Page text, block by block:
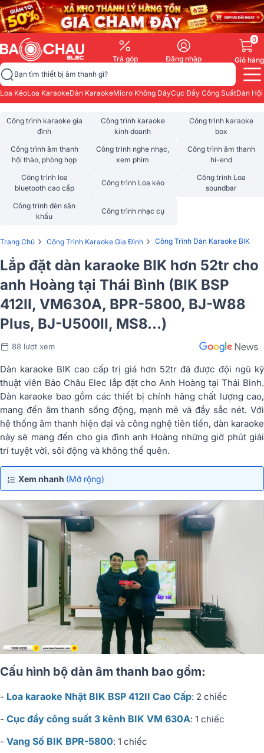
Trả góp Đăng nhập
0
Giỏ hàng
Bạn tìm thiết bị âm thanh gì?
Loa KéoLoa KaraokeDàn KaraokeMicro Không DâyCục Đẩy Công SuấtDàn
Công trình karaoke gia
đình
Công trình karaoke
kinh doanh
Công trình karaoke
box
Công trình âm thanh
hội thảo, phòng họp
Công trình nghe nhạc,
xem phim
Công trình âm thanh
hi-end
Công trình loa
bluetooth cao cấp
Công trình Loa kéo
Công trình Loa
soundbar
Công trình đèn sân
khấu
Công trình nhạc cụ
Trang Chủ › Công Trình Karaoke Gia Đình › Công Trình Dàn Karaoke BIK
Lắp đặt dàn karaoke BIK hơn 52tr cho
anh Hoàng tại Thái Bình (BIK BSP
412II, VM630A, BPR-5800, BJ-W88
Plus, BJ-U500II, MS8...)
88 lượt xem
Dàn karaoke BIK cao cấp trị giá hơn 52tr đã được đội ngũ kỹ
thuật viên Bảo Châu Elec lắp đặt cho Anh Hoàng tại Thái Bình.
Dàn karaoke bao gồm các thiết bị chính hãng chất lượng cao,
mang đến âm thanh sống động, mạnh mẽ và đầy sắc nét. Với
hệ thống âm thanh hiện đại và công nghệ tiên tiến, dàn karaoke
này sẽ mang đến cho gia đình anh Hoàng những giờ phút giải
trí tuyệt vời, sôi động và không thể quên.
Xem nhanh (Mở rộng)
Cấu hình bộ dàn âm thanh bao gồm:
- Loa karaoke Nhật BIK BSP 412II Cao Cấp: 2 chiếc
- Cục đẩy công suất 3 kênh BIK VM 630A: 1 chiếc
- Vang Số BIK BPR-5800: 1 chiếc